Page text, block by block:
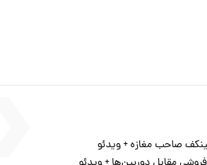
صاحب مغازه + ویدئو